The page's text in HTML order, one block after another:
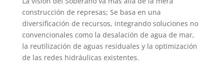
construcción de represas; Se basa en una
diversificación de recursos, integrando soluciones no
convencionales como la desalación de agua de mar,
la reutilización de aguas residuales y la optimización
de las redes hidráulicas existentes.